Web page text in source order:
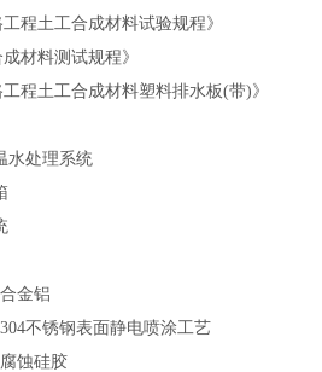
工程土工合成材料试验规程》
成材料测试规程》
工程土工合成材料塑料排水板(带)》
水处理系统
金铝
304不锈钢表面静电喷涂工艺
蚀硅胶